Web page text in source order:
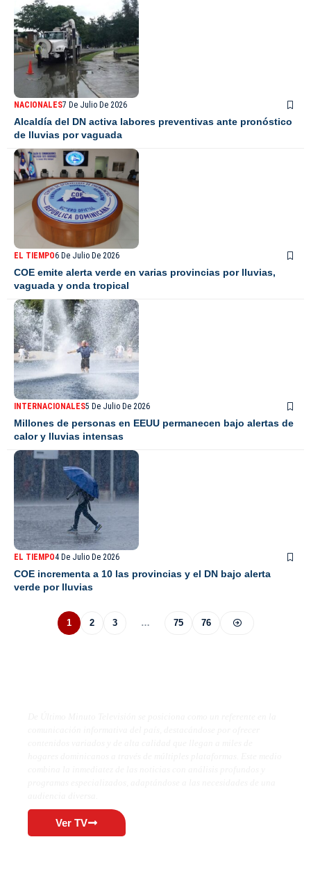
NACIONALES7 De Julio De 2026
Alcaldía del DN activa labores preventivas ante pronóstico
de lluvias por vaguada
EL TIEMPO6 De Julio De 2026
COE emite alerta verde en varias provincias por lluvias,
vaguada y onda tropical
INTERNACIONALES5 De Julio De 2026
Millones de personas en EEUU permanecen bajo alertas de
calor y lluvias intensas
EL TIEMPO4 De Julio De 2026
COE incrementa a 10 las provincias y el DN bajo alerta
verde por lluvias
1 2 3 … 75 76
Ver TV